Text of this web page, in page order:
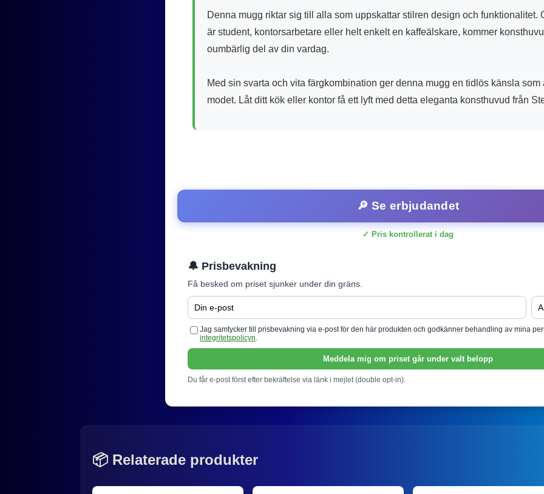
Denna mugg riktar sig till alla som uppskattar stilren design och funktionalitet.
är student, kontorsarbetare eller helt enkelt en kaffeälskare, kommer
oumbärlig del av din vardag.
Med sin svarta och vita färgkombination ger denna mugg en tidlös känsla som
modet. Låt ditt kök eller kontor få ett lyft med detta eleganta konsthuvud från
🔎 Se erbjudandet
✓ Pris kontrollerat i dag
🔔 Prisbevakning
Få besked om priset sjunker under din gräns.
Jag samtycker till prisbevakning via e-post för den här produkten och godkänner behandling av mina
integritetspolicyn.
Meddela mig om priset går under valt belopp
Du får e-post först efter bekräftelse via länk i mejlet (double opt-in).
📦 Relaterade produkter